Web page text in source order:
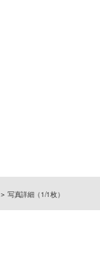
写真詳細（1/1枚）